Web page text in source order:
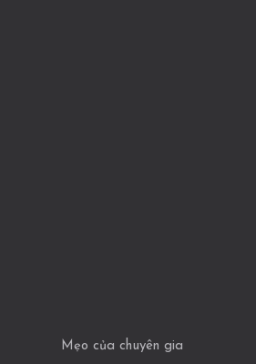
Mẹo của chuyên gia